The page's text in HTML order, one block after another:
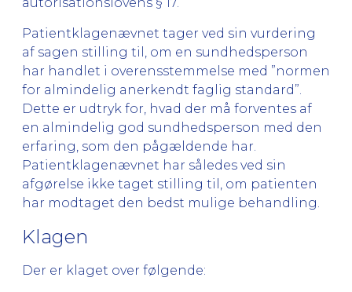
Patientklagenævnet tager ved sin vurdering
af sagen stilling til, om en sundhedsperson
har handlet i overensstemmelse med ”normen
for almindelig anerkendt faglig standard”.
Dette er udtryk for, hvad der må forventes af
en almindelig god sundhedsperson med den
erfaring, som den pågældende har.
Patientklagenævnet har således ved sin
afgørelse ikke taget stilling til, om patienten
har modtaget den bedst mulige behandling.
Klagen
Der er klaget over følgende: